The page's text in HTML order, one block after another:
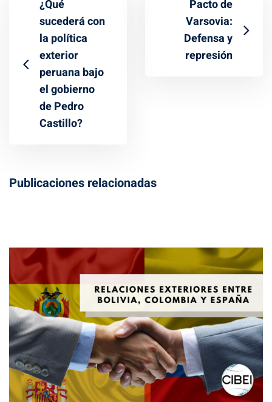
¿Qué
sucederá con
la política
exterior
peruana bajo
el gobierno
de Pedro
Castillo?
Pacto de
Varsovia:
Defensa y
represión
Publicaciones relacionadas